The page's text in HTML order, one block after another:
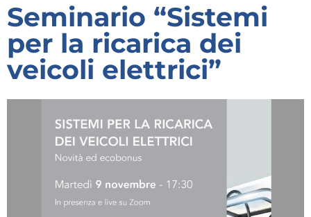
Seminario “Sistemi
per la ricarica dei
veicoli elettrici”